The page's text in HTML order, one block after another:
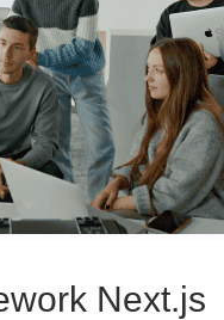
Next.js